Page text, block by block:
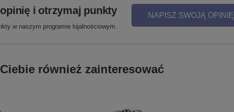
i otrzymaj punkty
w naszym programie lojalnościowym.
NAPISZ SWOJĄ OPINIĘ
również zainteresować